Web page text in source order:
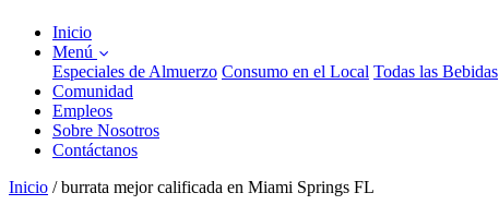
Inicio
Menú
Especiales de Almuerzo Consumo en el Local Todas las Bebidas
Comunidad
Empleos
Sobre Nosotros
Contáctanos
Inicio / burrata mejor calificada en Miami Springs FL